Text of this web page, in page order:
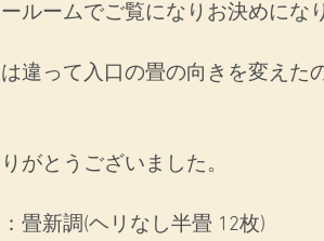
ルームでご覧になりお決めにな
違って入口の畳の向きを変えた
がとうございました。
畳新調(ヘリなし半畳 12枚)